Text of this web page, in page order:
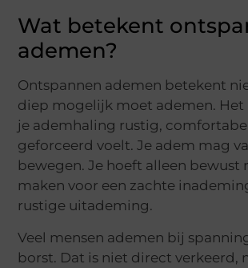
Wat betekent
ademen?
Ontspannen ademen betekent
diep mogelijk moet ademen.
je ademhaling rustig,
geforceerd voelt. Je adem mag
bewegen. Je hoeft alleen bewust
maken voor een zachte
rustige uitademing.
Veel mensen ademen bij
borst. Dat is niet direct verkeerd,